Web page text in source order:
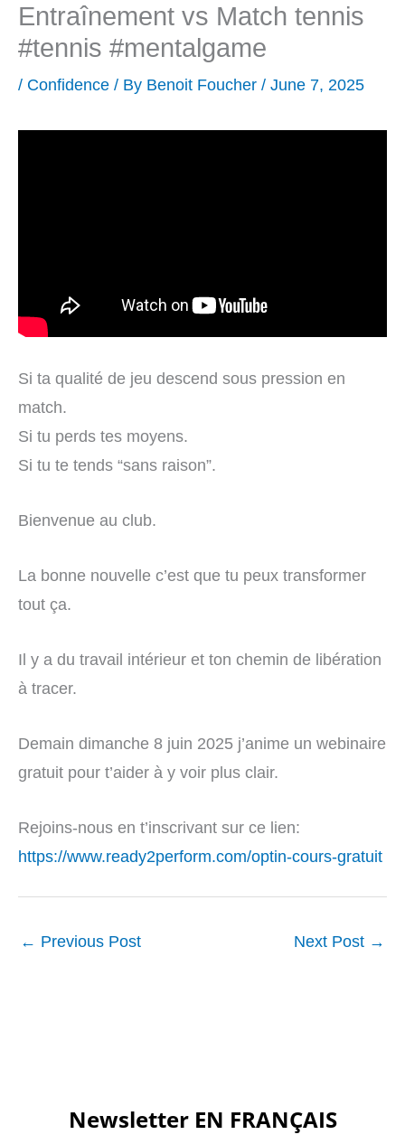
Entraînement vs Match tennis
#tennis #mentalgame
/ Confidence / By Benoit Foucher / June 7, 2025
Si ta qualité de jeu descend sous pression en
match.
Si tu perds tes moyens.
Si tu te tends “sans raison”.
Bienvenue au club.
La bonne nouvelle c’est que tu peux transformer
tout ça.
Il y a du travail intérieur et ton chemin de libération
à tracer.
Demain dimanche 8 juin 2025 j’anime un webinaire
gratuit pour t’aider à y voir plus clair.
Rejoins-nous en t’inscrivant sur ce lien:
https://www.ready2perform.com/optin-cours-gratuit
← Previous Post Next Post →